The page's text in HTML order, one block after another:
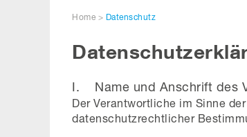
Home > Datenschutz
I. Name und Anschrift des
Der Verantwortliche im Sinne
datenschutzrechtlicher